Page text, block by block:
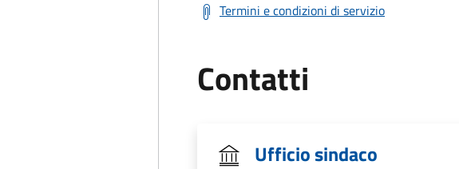
Termini e condizioni di servizio
Contatti
Ufficio sindaco